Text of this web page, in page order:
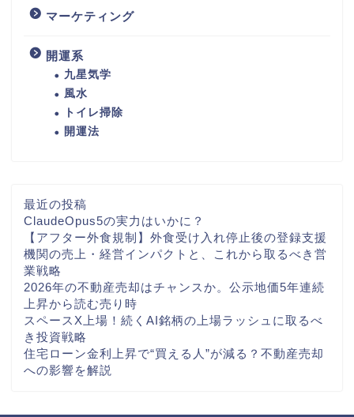
マーケティング
開運系
九星気学
風水
トイレ掃除
開運法
最近の投稿
ClaudeOpus5の実力はいかに？
【アフター外食規制】外食受け入れ停止後の登録支援
機関の売上・経営インパクトと、これから取るべき営
業戦略
2026年の不動産売却はチャンスか。公示地価5年連続
上昇から読む売り時
スペースX上場！続くAI銘柄の上場ラッシュに取るべ
き投資戦略
住宅ローン金利上昇で“買える人”が減る？不動産売却
への影響を解説